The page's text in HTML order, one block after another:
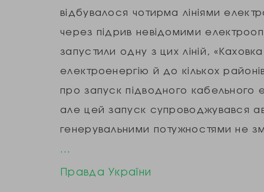
відбувалося чотирма лініями
через підрив невідомими
запустили одну з цих ліній,
електроенергію й до кількох
про запуск підводного кабельного
але цей запуск супроводжувався
генерувальними потужностями не
…
Правда України